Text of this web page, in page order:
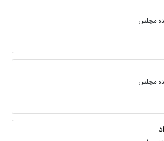
مجلس
مجلس